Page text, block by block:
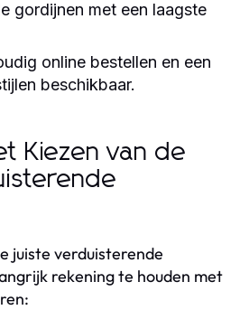
gordijnen met een laagste
online bestellen en een
beschikbaar.
Kiezen van de
juiste verduisterende
rekening te houden met